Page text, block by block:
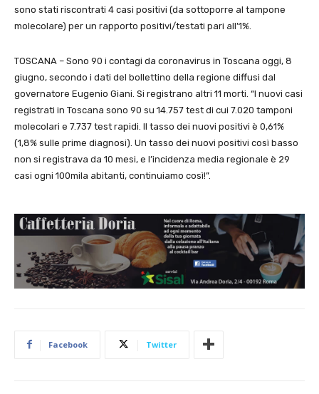
sono stati riscontrati 4 casi positivi (da sottoporre al tampone
molecolare) per un rapporto positivi/testati pari all’1%.
TOSCANA – Sono 90 i contagi da coronavirus in Toscana oggi, 8
giugno, secondo i dati del bollettino della regione diffusi dal
governatore Eugenio Giani. Si registrano altri 11 morti. “I nuovi casi
registrati in Toscana sono 90 su 14.757 test di cui 7.020 tamponi
molecolari e 7.737 test rapidi. Il tasso dei nuovi positivi è 0,61%
(1,8% sulle prime diagnosi). Un tasso dei nuovi positivi così basso
non si registrava da 10 mesi, e l’incidenza media regionale è 29
casi ogni 100mila abitanti, continuiamo così!”.
Facebook Twitter